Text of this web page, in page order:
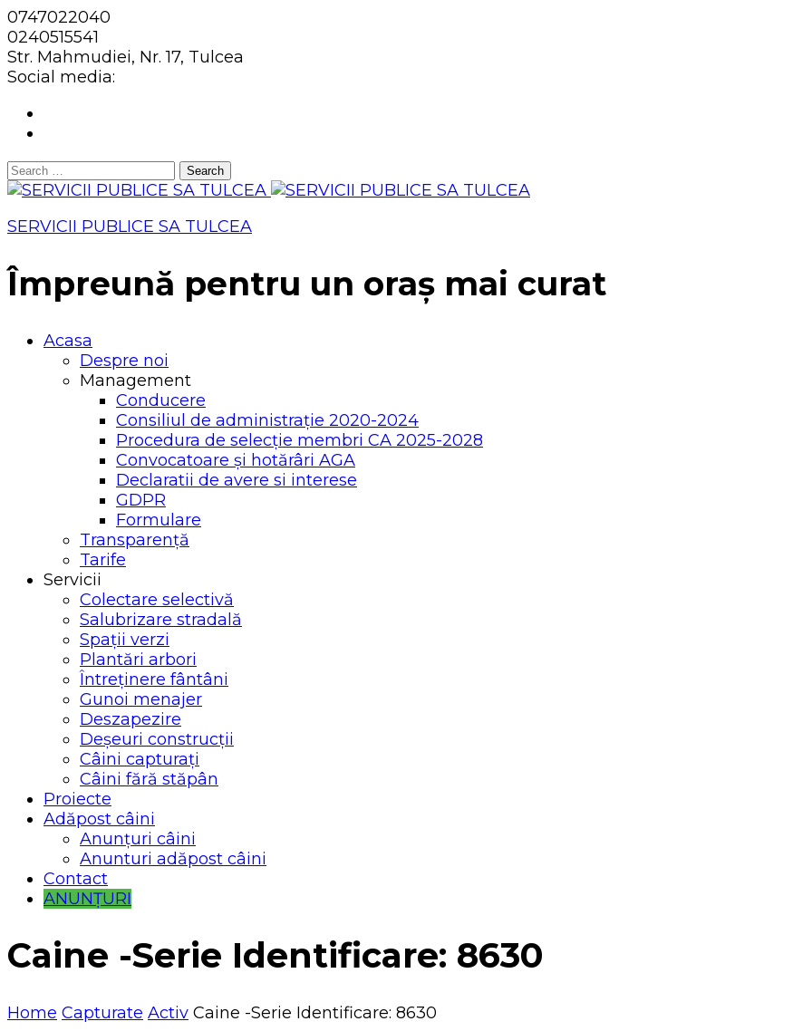
0747022040
0240515541
Str. Mahmudiei, Nr. 17, Tulcea
Social media:
Search
for:
SERVICII PUBLICE SA TULCEA
Împreună pentru un oraș mai curat
Acasa
Despre noi
Management
Conducere
Consiliul de administrație 2020-2024
Procedura de selecție membri CA 2025-2028
Convocatoare și hotărâri AGA
Declaratii de avere si interese
GDPR
Formulare
Transparență
Tarife
Servicii
Colectare selectivă
Salubrizare stradală
Spații verzi
Plantări arbori
Întreținere fântâni
Gunoi menajer
Deszapezire
Deșeuri construcții
Câini capturați
Câini fără stăpân
Proiecte
Adăpost câini
Anunțuri câini
Anunturi adăpost câini
Contact
ANUNȚURI
Caine -Serie Identificare: 8630
Home Capturate Activ Caine -Serie Identificare: 8630